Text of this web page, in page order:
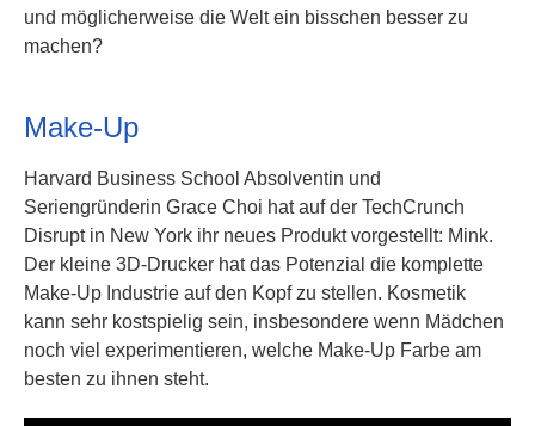
und möglicherweise die Welt ein bisschen besser zu
machen?
Make-Up
Harvard Business School Absolventin und
Seriengründerin Grace Choi hat auf der TechCrunch
Disrupt in New York ihr neues Produkt vorgestellt: Mink.
Der kleine 3D-Drucker hat das Potenzial die komplette
Make-Up Industrie auf den Kopf zu stellen. Kosmetik
kann sehr kostspielig sein, insbesondere wenn Mädchen
noch viel experimentieren, welche Make-Up Farbe am
besten zu ihnen steht.